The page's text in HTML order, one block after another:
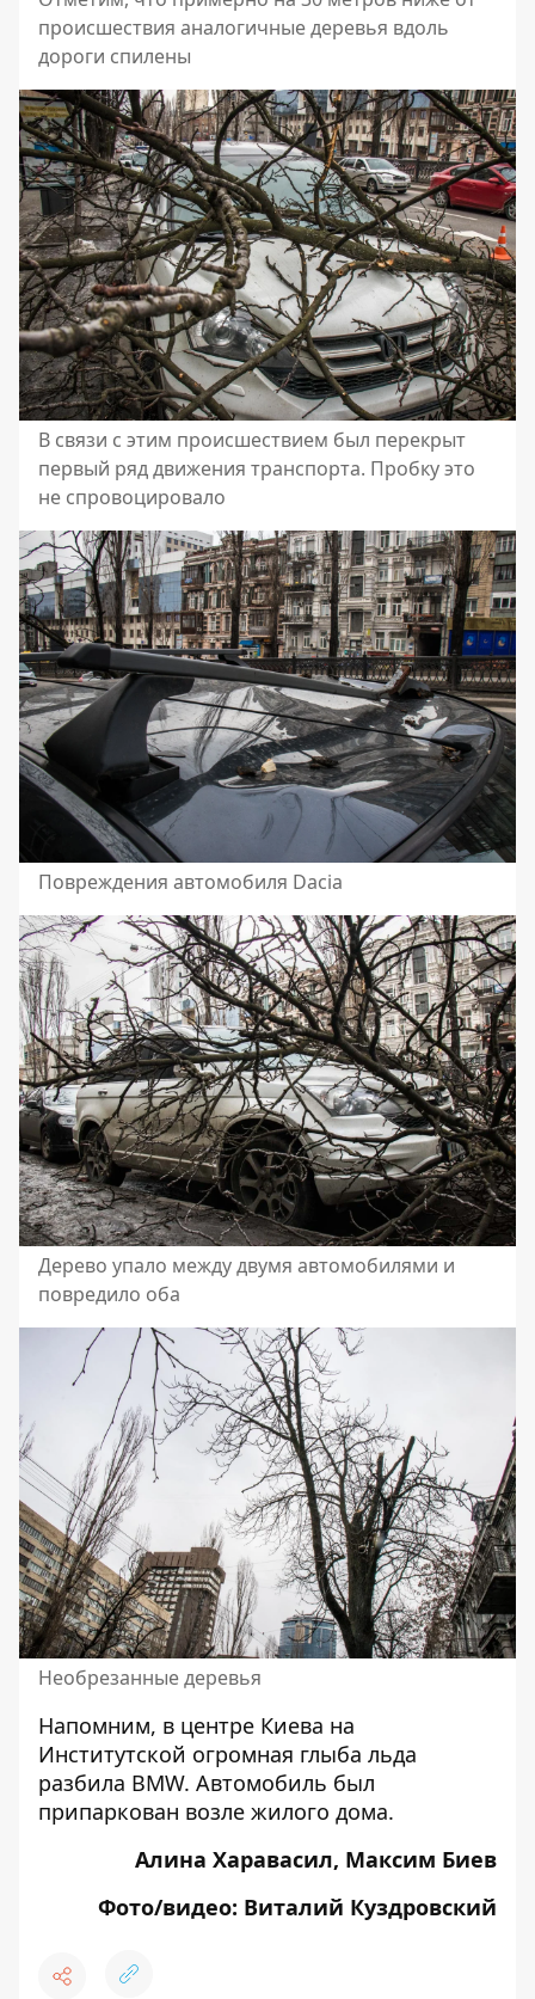
происшествия аналогичные деревья вдоль
дороги спилены
В связи с этим происшествием был перекрыт
первый ряд движения транспорта. Пробку это
не спровоцировало
Повреждения автомобиля Dacia
Дерево упало между двумя автомобилями и
повредило оба
Необрезанные деревья
Напомним, в центре Киева на
Институтской огромная глыба льда
разбила BMW. Автомобиль был
припаркован возле жилого дома.
Алина Харавасил, Максим Биев
Фото/видео: Виталий Куздровский